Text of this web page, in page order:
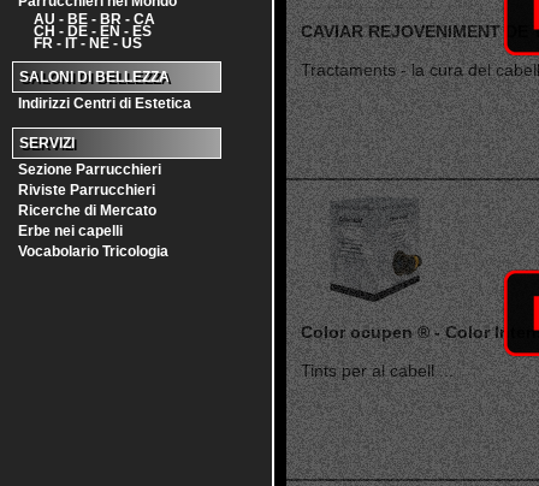
AU - BE - BR - CA
CH - DE - EN - ES
FR - IT - NE - US
SALONI DI BELLEZZA
Indirizzi Centri di Estetica
SERVIZI
Sezione Parrucchieri
Riviste Parrucchieri
Ricerche di Mercato
Erbe nei capelli
Vocabolario Tricologia
CAVIAR REJOVENIMENT DE
Tractaments - la cura del
Color ocupen ® - Color
Tints per al cabell ...